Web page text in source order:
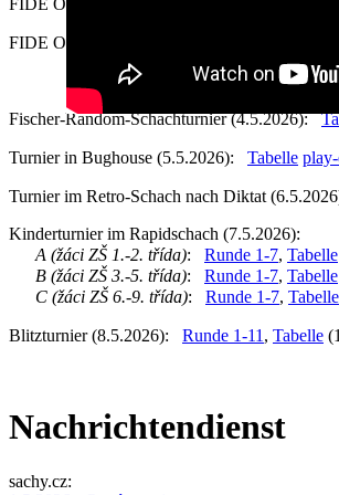
FIDE Open "C": (1.
Fischer-Random-Schachturnier (4.5.2026):
Turnier in Bughouse (5.5.2026): Tabelle
Turnier im Retro-Schach nach Diktat
Kinderturnier im Rapidschach (7.5.2026):
A (žáci ZŠ 1.-2. třída): Runde 1-7, Tabelle
B (žáci ZŠ 3.-5. třída): Runde 1-7, Tabelle
C (žáci ZŠ 6.-9. třída): Runde 1-7, Tabelle
Blitzturnier (8.5.2026): Runde 1-11 , Tabelle
Nachrichtendienst
sachy.cz: